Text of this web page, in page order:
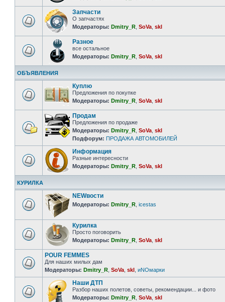
Запчасти
О запчастях
Модераторы: Dmitry_R SoVa skl
Разное
все остальное
Модераторы: Dmitry_R SoVa skl
ОБЪЯВЛЕНИЯ
Куплю
Предложения по покупке
Модераторы: Dmitry_R SoVa skl
Продам
Предложения по продаже
Модераторы: Dmitry_R SoVa skl
Подфорум: ПРОДАЖА АВТОМОБИЛЕЙ
Информация
Разные интересности
Модераторы: Dmitry_R SoVa skl
КУРИЛКА
NEWвости
Модераторы: Dmitry_R icestas
Курилка
Просто поговорить
Модераторы: Dmitry_R SoVa skl
POUR FEMMES
Для наших милых дам
Модераторы: Dmitry_R SoVa skl иNOмарки
Наши ДТП
Разбор наших полетов, советы, рекомендации... и фото
Модераторы: Dmitry_R SoVa skl